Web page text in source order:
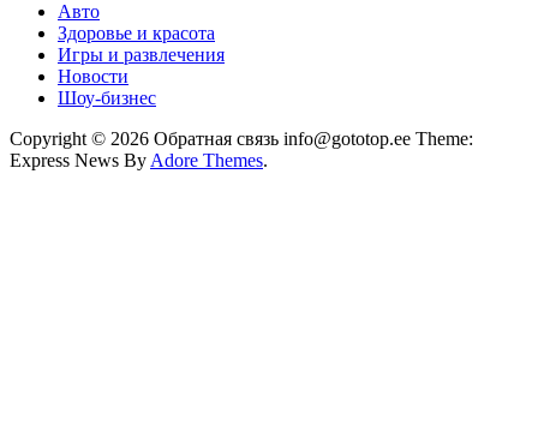
Авто
Здоровье и красота
Игры и развлечения
Новости
Шоу-бизнес
Copyright © 2026 Обратная связь info@gototop.ee Theme:
Express News By Adore Themes.